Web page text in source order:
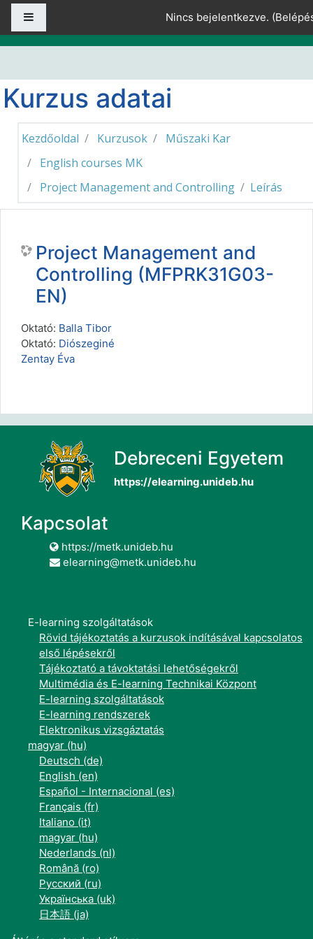
Tovább a fő tartalomhoz
Nincs bejelentkezve. (
Kurzus adatai
Kezdőoldal Kurzusok
Műszaki Kar
English courses MK
Project Management and Controlling
Leírás
Project Management and
Controlling (MFPRK31G03-
EN)
Oktató: Balla Tibor
Oktató: Diószeginé
Zentay Éva
Debreceni Egyetem
https://elearning.unideb.hu
Kapcsolat
https://metk.unideb.hu
elearning@metk.unideb.hu
E-learning szolgáltatások
Rövid tájékoztatás a kurzusok indításával kapcsolatos
első lépésekről
Tájékoztató a távoktatási lehetőségekről
Multimédia és E-learning Technikai Központ
E-learning szolgáltatások
E-learning rendszerek
Elektronikus vizsgáztatás
magyar ‎(hu)‎
Deutsch ‎(de)‎
English ‎(en)‎
Español - Internacional ‎(es)‎
Français ‎(fr)‎
Italiano ‎(it)‎
magyar ‎(hu)‎
Nederlands ‎(nl)‎
Română ‎(ro)‎
Русский ‎(ru)‎
Українська ‎(uk)‎
日本語 ‎(ja)‎